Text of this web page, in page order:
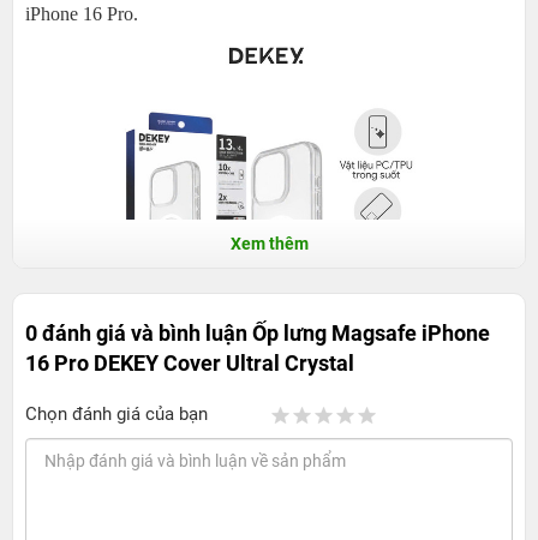
iPhone 16 Pro.
Ốp lưng MagSafe iPhone 16 Pro DEKEY
Cover Ultral Crystal: Trong suốt, vừa vặn, hỗ
trợ MagSafe
Xem thêm
0 đánh giá và bình luậnỐp lưng Magsafe iPhone
16 Pro DEKEY Cover Ultral Crystal
Chọn đánh giá của bạn